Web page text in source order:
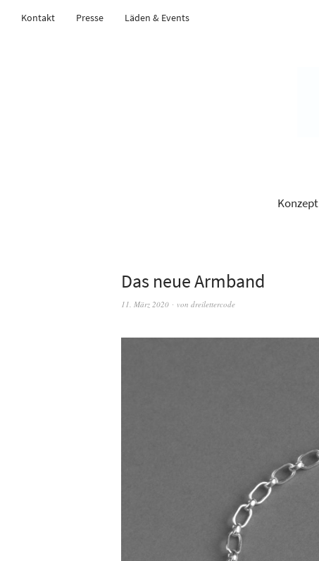
Kontakt Presse
Läden & Events
Konzept
Das neue Armband
11. März 2020 von dreilettercode